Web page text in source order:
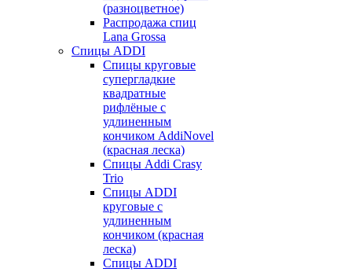
(разноцветное)
Распродажа спиц
Lana Grossa
Спицы ADDI
Спицы круговые
супергладкие
квадратные
рифлёные с
удлиненным
кончиком AddiNovel
(красная леска)
Спицы Addi Crasy
Trio
Спицы ADDI
круговые с
удлиненным
кончиком (красная
леска)
Спицы ADDI